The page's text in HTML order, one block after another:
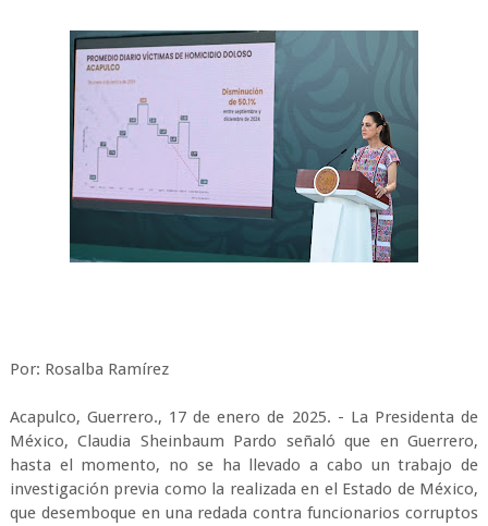
Por: Rosalba Ramírez
Acapulco, Guerrero., 17 de enero de 2025. - La Presidenta de
México, Claudia Sheinbaum Pardo señaló que en Guerrero,
hasta el momento, no se ha llevado a cabo un trabajo de
investigación previa como la realizada en el Estado de México,
que desemboque en una redada contra funcionarios corruptos